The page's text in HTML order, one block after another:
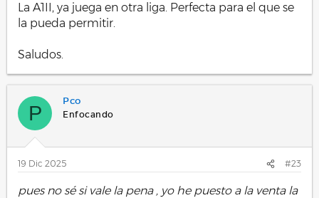
La A1II, ya juega en otra liga. Perfecta para el que se
la pueda permitir.
Saludos.
P
Pco
Enfocando
19 Dic 2025 #23
pues no sé si vale la pena , yo he puesto a la venta la